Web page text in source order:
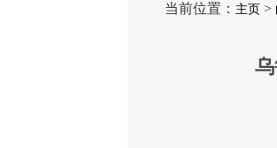
当前位置： 主页>